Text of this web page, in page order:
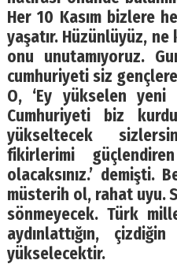
Her 10 Kasım bizlere
yaşatır. Hüzünlüyüz,
onu unutamıyoruz.
cumhuriyeti siz
O, ‘Ey yükselen
Cumhuriyeti biz
yükseltecek
fikirlerimi
olacaksınız.’ demişti.
müsterih ol, rahat uyu.
sönmeyecek. Türk
aydınlattığın,
yükselecektir.